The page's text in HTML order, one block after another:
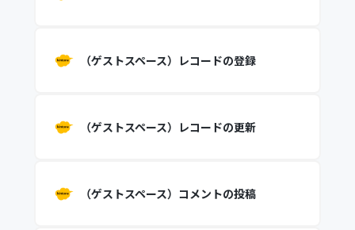
（ゲストスペース）レコードの登録
（ゲストスペース）レコードの更新
（ゲストスペース）コメントの投稿